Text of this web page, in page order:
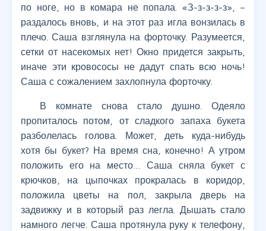
по ноге, но в комара не попала. «З-з-з-з-з», –
раздалось вновь, и на этот раз игла вонзилась в
плечо. Саша взглянула на форточку. Разумеется,
сетки от насекомых нет! Окно придется закрыть,
иначе эти кровососы не дадут спать всю ночь!
Саша с сожалением захлопнула форточку.
В комнате снова стало душно. Одеяло
пропиталось потом, от сладкого запаха букета
разболелась голова. Может, деть куда-нибудь
хотя бы букет? На время сна, конечно! А утром
положить его на место… Саша сняла букет с
крючков, на цыпочках прокралась в коридор,
положила цветы на пол, закрыла дверь на
задвижку и в который раз легла. Дышать стало
намного легче. Саша протянула руку к телефону,